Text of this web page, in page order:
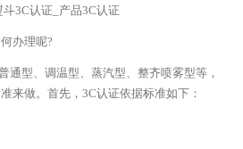
办理呢?
型、调温型、蒸汽型、整齐喷雾型等，
来做。首先，3C认证依据标准如下：